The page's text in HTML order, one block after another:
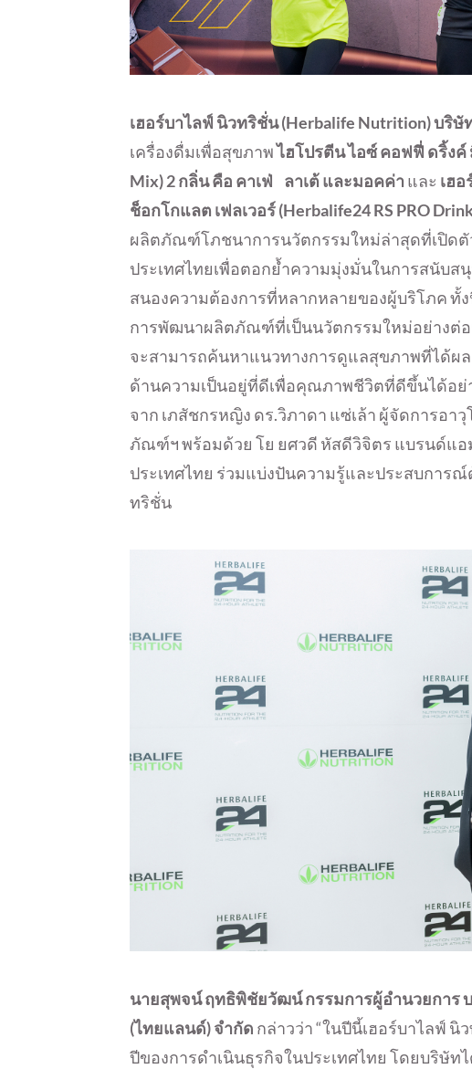
เฮอร์บาไลฟ์ นิวทริชั่น(Herbalife Nutrition) บริ
เครื่องดื่มเพื่อสุขภาพไฮโปรตีน ไอซ์ คอฟฟี่ ดริ้งค์
Mix) 2 กลิ่น คือ คาเฟ่ ลาเต้ และมอคค่า และ เฮ
ช็อกโกแลต เฟลเวอร์ (Herbalife24 RS PRO
ผลิตภัณฑ์โภชนาการนวัตกรรมใหม่ล่าสุดที่เปิดตั
ประเทศไทยเพื่อตอกย้ำความมุ่งมั่นในการสนับ
สนองความต้องการที่หลากหลายของผู้บริโภค ทั้
การพัฒนาผลิตภัณฑ์ที่เป็นนวัตกรรมใหม่อย่างต่อ
จะสามารถค้นหาแนวทางการดูแลสุขภาพที่ได้ผ
ด้านความเป็นอยู่ที่ดีเพื่อคุณภาพชีวิตที่ดีขึ้นได้อย่
จาก เภสัชกรหญิง ดร.วิภาดา แซ่เล้า ผู้จัดการอา
ภัณฑ์ฯ พร้อมด้วย โย ยศวดี หัสดีวิจิตร แบรนด์แอ
ประเทศไทย ร่วมแบ่งปันความรู้และประสบการ
ทริชั่น
นายสุพจน์ ฤทธิพิชัยวัฒน์ กรรมการผู้อำนวยการ
(ไทยแลนด์) จำกัด กล่าวว่า “ในปีนี้เฮอร์บาไลฟ์ นิ
ปีของการดำเนินธุรกิจในประเทศไทย โดยบริษั